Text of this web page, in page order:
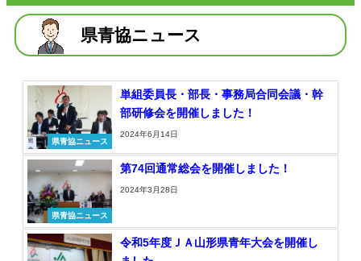
県青協ニュース
県青協ニュース
単組委員長・部長・事務局合同会議・幹
部研修会を開催しました！
2024年6月14日
県青協ニュース
第74回通常総会を開催しました！
2024年3月28日
令和5年度ＪＡ山形県青年大会を開催し